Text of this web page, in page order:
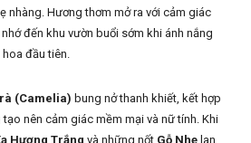
nhàng. Hương thơm mở ra với cảm giác
đến khu vườn buổi sớm khi ánh nắng
đầu tiên.
(Camelia) bung nở thanh khiết, kết hợp
nên cảm giác mềm mại và nữ tính. Khi
Hương Trắng và những nốt Gỗ Nhẹ lan